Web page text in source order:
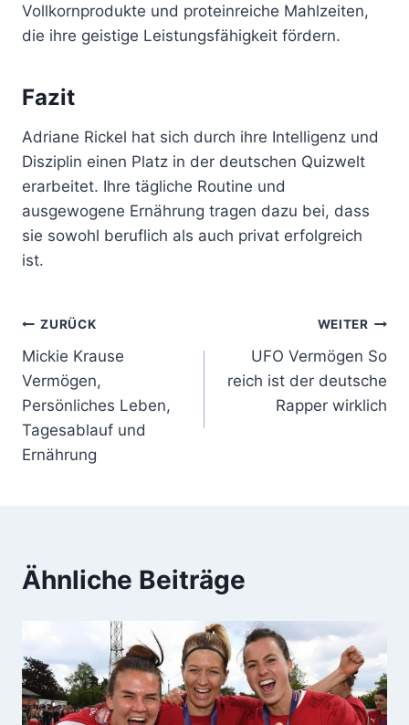
Vollkornprodukte und proteinreiche Mahlzeiten,
die ihre geistige Leistungsfähigkeit fördern.
Fazit
Adriane Rickel hat sich durch ihre Intelligenz und
Disziplin einen Platz in der deutschen Quizwelt
erarbeitet. Ihre tägliche Routine und
ausgewogene Ernährung tragen dazu bei, dass
sie sowohl beruflich als auch privat erfolgreich
ist.
Beitragsnavigation
ZURÜCK
Mickie Krause
Vermögen,
Persönliches Leben,
Tagesablauf und
Ernährung
WEITER
UFO Vermögen So
reich ist der deutsche
Rapper wirklich
Ähnliche Beiträge